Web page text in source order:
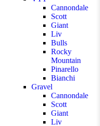
Cannondale
Scott
Giant
Liv
Bulls
Rocky
Mountain
Pinarello
Bianchi
Gravel
Cannondale
Scott
Giant
Liv